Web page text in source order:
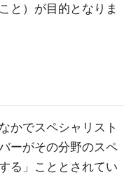
と）が目的となりま
かでスペシャリスト
ーがその分野のスペ
る」こととされてい